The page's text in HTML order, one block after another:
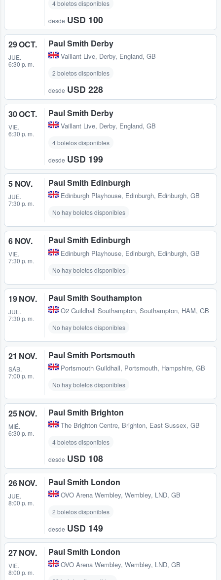
4 boletos disponibles
desde USD 100
29 OCT.
JUE.
6:30 p. m.
Paul Smith Derby
Vaillant Live, Derby, England, GB
2 boletos disponibles
desde USD 228
30 OCT.
VIE.
6:30 p. m.
Paul Smith Derby
Vaillant Live, Derby, England, GB
4 boletos disponibles
desde USD 199
5 NOV.
JUE.
7:30 p. m.
Paul Smith Edinburgh
Edinburgh Playhouse, Edinburgh, Edinburgh, GB
No hay boletos disponibles
6 NOV.
VIE.
7:30 p. m.
Paul Smith Edinburgh
Edinburgh Playhouse, Edinburgh, Edinburgh, GB
No hay boletos disponibles
19 NOV.
JUE.
7:30 p. m.
Paul Smith Southampton
O2 Guildhall Southampton, Southampton, HAM, GB
No hay boletos disponibles
21 NOV.
SÁB.
7:00 p. m.
Paul Smith Portsmouth
Portsmouth Guildhall, Portsmouth, Hampshire, GB
No hay boletos disponibles
25 NOV.
MIÉ.
6:30 p. m.
Paul Smith Brighton
The Brighton Centre, Brighton, East Sussex, GB
4 boletos disponibles
desde USD 108
26 NOV.
JUE.
8:00 p. m.
Paul Smith London
OVO Arena Wembley, Wembley, LND, GB
2 boletos disponibles
desde USD 149
27 NOV.
VIE.
8:00 p. m.
Paul Smith London
OVO Arena Wembley, Wembley, LND, GB